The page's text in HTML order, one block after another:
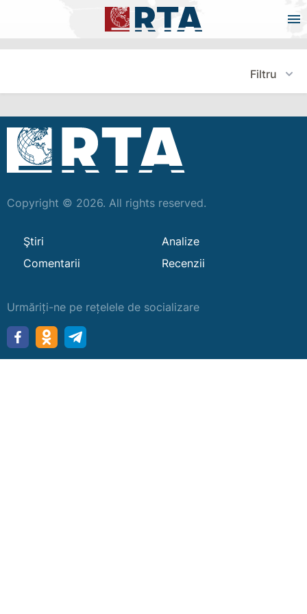
Filtru
Copyright © 2026. All rights reserved.
Ştiri
Analize
Comentarii
Recenzii
Urmăriți-ne pe rețelele de socializare